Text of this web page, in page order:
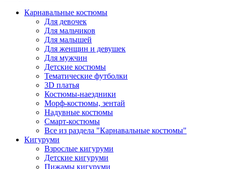
Карнавальные костюмы
Для девочек
Для мальчиков
Для малышей
Для женщин и девушек
Для мужчин
Детские костюмы
Тематические футболки
3D платья
Костюмы-наездники
Морф-костюмы, зентай
Надувные костюмы
Смарт-костюмы
Все из раздела "Карнавальные костюмы"
Кигуруми
Взрослые кигуруми
Детские кигуруми
Пижамы кигуруми